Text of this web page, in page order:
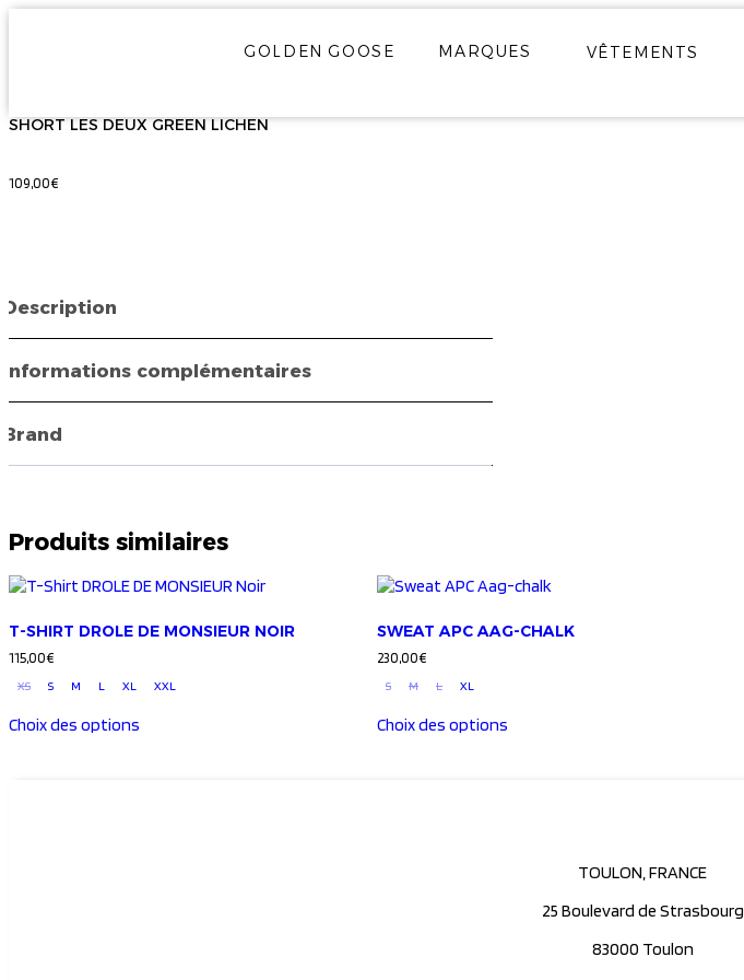
GOLDEN GOOSE MARQUES VÊTEMENTS
SHORT LES DEUX GREEN LICHEN
109,00€
Description
Informations complémentaires
Brand
Produits similaires
T-SHIRT DROLE DE MONSIEUR NOIR
115,00€
XS
S M L XL XXL
Choix des options
SWEAT APC AAG-CHALK
230,00€
S
M L XL
Choix des options
TOULON, FRANCE
25 Boulevard de Strasbourg
83000 Toulon